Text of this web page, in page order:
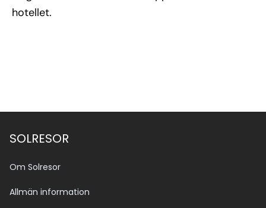
hotellet.
SOLRESOR
Om Solresor
Allmän information